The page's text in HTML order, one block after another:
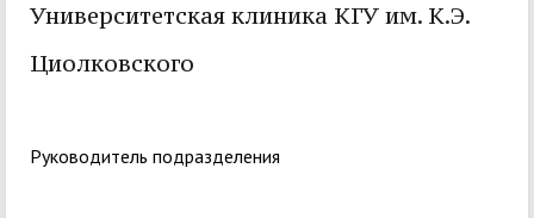
Университетская клиника КГУ им. К.Э.
Циолковского
Pуководитель подразделения